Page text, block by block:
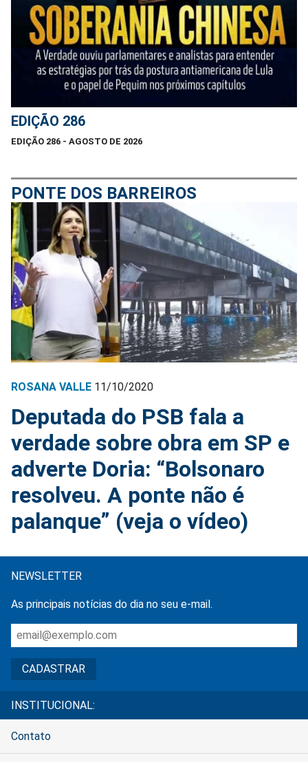
EDIÇÃO 286
EDIÇÃO 286 - AGOSTO DE 2026
PONTE DOS BARREIROS
ROSANA VALLE 11/10/2020
Deputada do PSB fala a
verdade sobre obra em SP e
adverte Doria: “Bolsonaro
resolveu. A ponte não é
palanque” (veja o vídeo)
NEWSLETTER
As principais notícias do dia no seu e-mail.
INSTITUCIONAL:
Contato